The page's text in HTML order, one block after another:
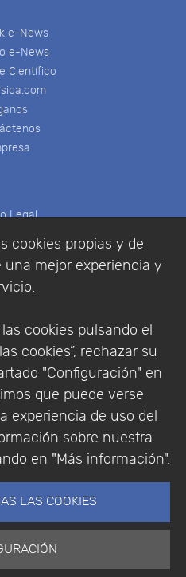
cookies propias y de
mejor experiencia y
cookies pulsando el
cookies”, rechazar su
"Configuración" en
que puede verse
experiencia de uso del
sobre nuestra
en "Más información".
LAS COOKIES
e-News
e-News
Científico
Legal
de compra
| Política de Privacidad |
Cookies
Addlink Software
S.L.